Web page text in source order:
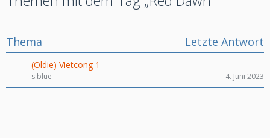
Thema Letzte Antwort
(Oldie) Vietcong 1
s.blue 4. Juni 2023